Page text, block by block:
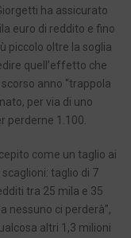
ha assicurato
euro di reddito e fino
piccolo oltre la soglia
quell’effetto che
anno “trappola
per via di uno
perderne 1.100.
come un taglio ai
taglio di 7
tra 25 mila e 35
nessuno ci perderà”,
altri 1,3 milioni